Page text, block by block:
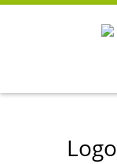
Skip